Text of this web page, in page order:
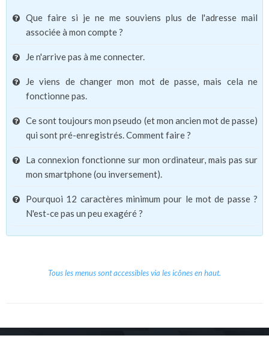
Que faire si je ne me souviens plus de l'adresse mail
associée à mon compte ?
Je n'arrive pas à me connecter.
Je viens de changer mon mot de passe, mais cela ne
fonctionne pas.
Ce sont toujours mon pseudo (et mon ancien mot de passe)
qui sont pré-enregistrés. Comment faire ?
La connexion fonctionne sur mon ordinateur, mais pas sur
mon smartphone (ou inversement).
Pourquoi 12 caractères minimum pour le mot de passe ?
N'est-ce pas un peu exagéré ?
Tous les menus sont accessibles via les icônes en haut.